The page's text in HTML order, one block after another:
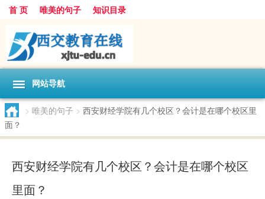
首 页 唯美的句子 知识目录
网站导航
> 唯美的句子 > 西安财经学院有几个校区？会计是在哪个校区里
面？
西安财经学院有几个校区？会计是在哪个校区
里面？